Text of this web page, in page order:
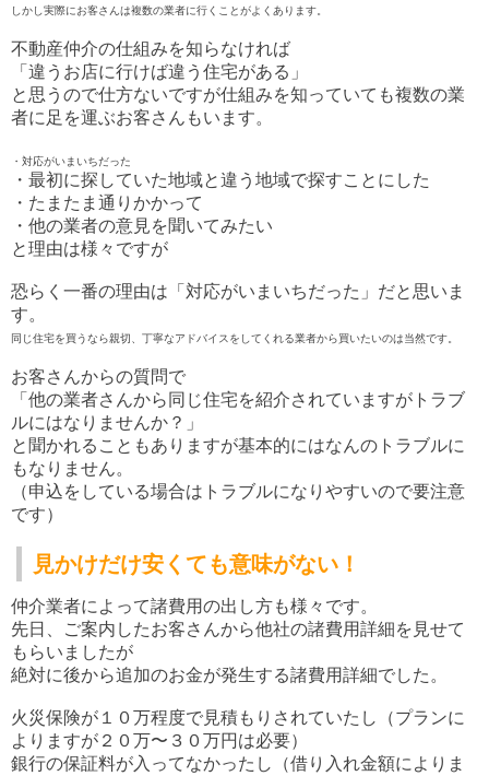
しかし実際にお客さんは複数の業者に行くことがよくあります。
不動産仲介の仕組みを知らなければ
「違うお店に行けば違う住宅がある」
と思うので仕方ないですが仕組みを知っていても複数の業
者に足を運ぶお客さんもいます。
・対応がいまいちだった
・最初に探していた地域と違う地域で探すことにした
・たまたま通りかかって
・他の業者の意見を聞いてみたい
と理由は様々ですが
恐らく一番の理由は「対応がいまいちだった」だと思いま
す。
同じ住宅を買うなら親切、丁寧なアドバイスをしてくれる業者から買いたいのは当然です。
お客さんからの質問で
「他の業者さんから同じ住宅を紹介されていますがトラブ
ルにはなりませんか？」
と聞かれることもありますが基本的にはなんのトラブルに
もなりません。
（申込をしている場合はトラブルになりやすいので要注意
です）
見かけだけ安くても意味がない！
仲介業者によって諸費用の出し方も様々です。
先日、ご案内したお客さんから他社の諸費用詳細を見せて
もらいましたが
絶対に後から追加のお金が発生する諸費用詳細でした。
火災保険が１０万程度で見積もりされていたし（プランに
よりますが２０万〜３０万円は必要）
銀行の保証料が入ってなかったし（借り入れ金額によりま